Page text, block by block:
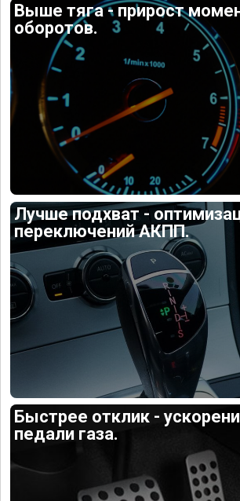
Выше тяга - прирост
оборотов.
Лучше подхват -
переключений АКПП.
Быстрее отклик -
педали газа.